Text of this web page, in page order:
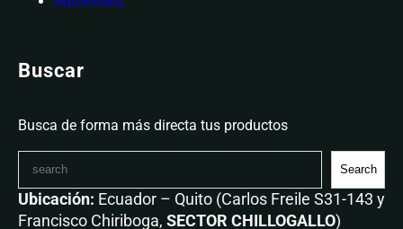
Buscar
Busca de forma más directa tus productos
Search
Ubicación: Ecuador – Quito (Carlos Freile S31-143 y
Francisco Chiriboga, SECTOR CHILLOGALLO)